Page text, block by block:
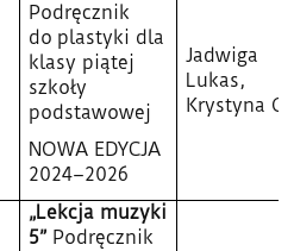
Podręcznik
do plastyki dla
klasy piątej
szkoły
podstawowej
NOWA EDYCJA
2024–2026
Jadwiga
Lukas,
Krystyna
„Lekcja muzyki
5” Podręcznik